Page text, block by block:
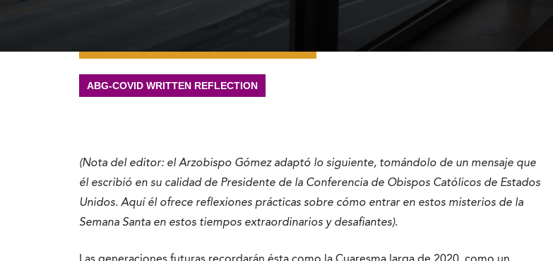
ABG-COVID WRITTEN REFLECTION
(Nota del editor: el Arzobispo Gómez adaptó lo siguiente, tomándolo de un mensaje que
él escribió en su calidad de Presidente de la Conferencia de Obispos Católicos de Estados
Unidos. Aquí él ofrece reflexiones prácticas sobre cómo entrar en estos misterios de la
Semana Santa en estos tiempos extraordinarios y desafiantes).